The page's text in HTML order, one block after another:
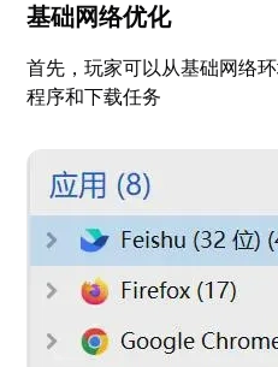
基础网络优化
首先，玩家可以从基础网络
程序和下载任务